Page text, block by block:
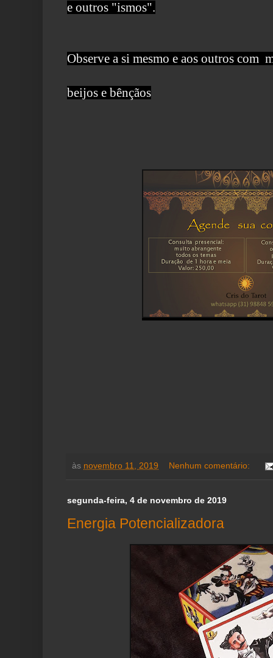
e outros "ismos".
Observe a si mesmo e aos outros com
beijos e bênçãos
às novembro 11, 2019 Nenhum comentário:
segunda-feira, 4 de novembro de 2019
Energia Potencializadora